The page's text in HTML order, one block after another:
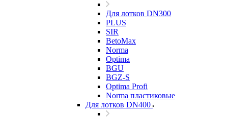
Для лотков DN300
PLUS
SIR
BetoMax
Norma
Optima
BGU
BGZ-S
Optima Profi
Norma пластиковые
Для лотков DN400